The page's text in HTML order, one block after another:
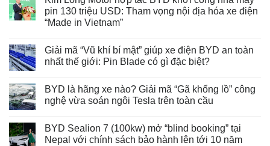
pin 130 triệu USD: Tham vọng nội địa hóa xe điện
“Made in Vietnam”
Giải mã “Vũ khí bí mật” giúp xe điện BYD an toàn
nhất thế giới: Pin Blade có gì đặc biệt?
BYD là hãng xe nào? Giải mã “Gã khổng lồ” công
nghệ vừa soán ngôi Tesla trên toàn cầu
BYD Sealion 7 (100kw) mở “blind booking” tại
Nepal với chính sách bảo hành lên tới 10 năm